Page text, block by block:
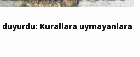
duyurdu: Kurallara uymayanlara